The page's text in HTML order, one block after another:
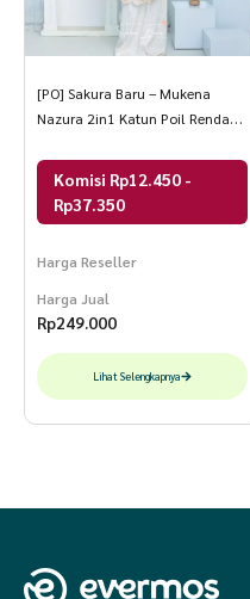
[PO] Sakura Baru – Mukena
Nazura 2in1 Katun Poil Renda
Komisi Rp12.450 -
Rp37.350
Harga Reseller
Harga Jual
Rp249.000
Lihat Selengkapnya